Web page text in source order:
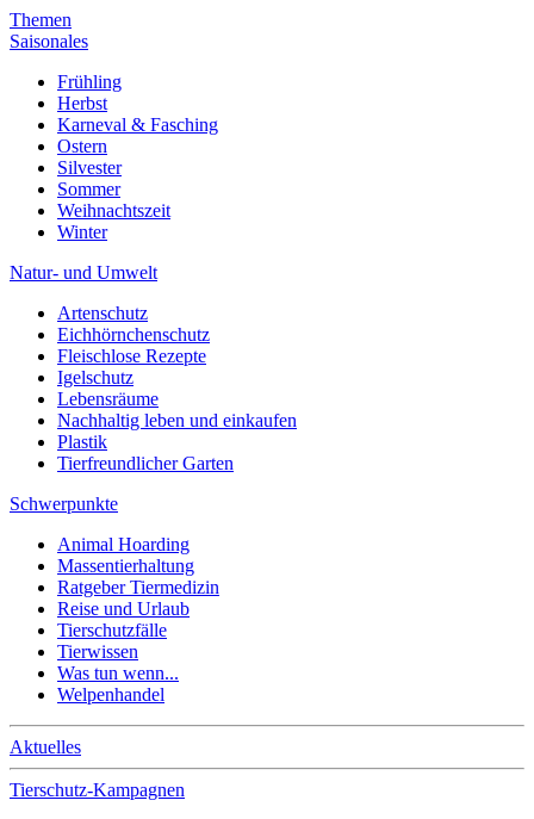
Themen
Saisonales
Frühling
Herbst
Karneval & Fasching
Ostern
Silvester
Sommer
Weihnachtszeit
Winter
Natur- und Umwelt
Artenschutz
Eichhörnchenschutz
Fleischlose Rezepte
Igelschutz
Lebensräume
Nachhaltig leben und einkaufen
Plastik
Tierfreundlicher Garten
Schwerpunkte
Animal Hoarding
Massentierhaltung
Ratgeber Tiermedizin
Reise und Urlaub
Tierschutzfälle
Tierwissen
Was tun wenn...
Welpenhandel
Aktuelles
Tierschutz-Kampagnen